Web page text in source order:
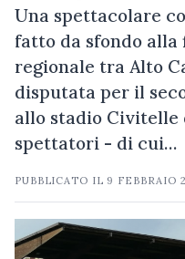
Una spettacolare
fatto da sfondo
regionale tra Alto
disputata per il
allo stadio Civitelle
spettatori - di cui…
PUBBLICATO IL 9 FEBBRAIO